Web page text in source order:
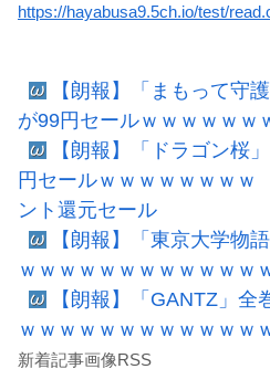
https://hayabusa9.5ch.io/test/
【朗報】「まもって守
が99円セールｗｗｗｗｗｗ
【朗報】「ドラゴン桜
円セールｗｗｗｗｗｗｗ
ント還元セール
【朗報】「東京大学物
ｗｗｗｗｗｗｗｗｗｗｗｗ
【朗報】「GANTZ」
ｗｗｗｗｗｗｗｗｗｗｗｗ
新着記事画像RSS